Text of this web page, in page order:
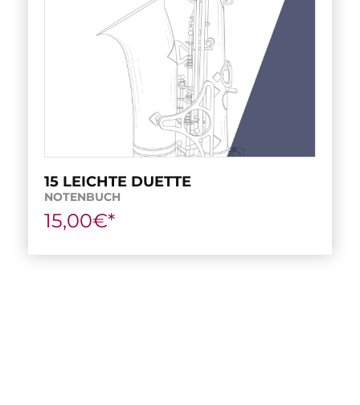
15 LEICHTE DUETTE
NOTENBUCH
15,00€*